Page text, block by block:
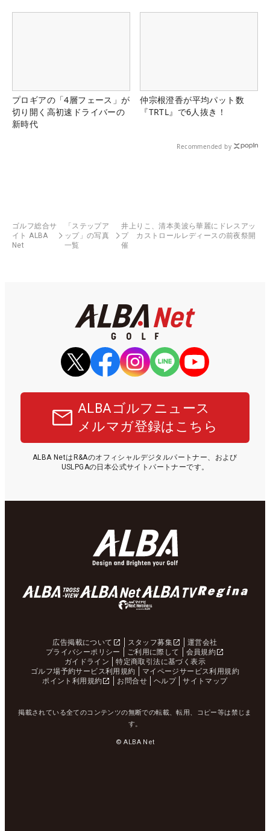
プロギアの「4層フェース」が
切り開く高初速ドライバーの
新時代
仲宗根澄香が平均パット数
『TRTL』で6人抜き！
Recommended by
ゴルフ総合サ
イト ALBA
Net
「ステップア
ップ」の写真
一覧
井上りこ、清本美波ら華麗にドレスアッ
プ カストロールレディースの前夜祭開
催
ALBAゴルフニュース
メルマガ登録はこちら
ALBA NetはR&Aのオフィシャルデジタルパートナー、および
USLPGAの日本公式サイトパートナーです。
広告掲載について スタッフ募集
運営会社
プライバシーポリシー
ご利用に際して
会員規約
ガイドライン
特定商取引法に基づく表示
ゴルフ場予約サービス利用規約
マイページサービス利用規約
ポイント利用規約
お問合せ ヘルプ サイトマップ
掲載されている全てのコンテンツの無断での転載、転用、コピー等は禁じま
す。
© ALBA Net